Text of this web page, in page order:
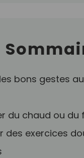
bons gestes au
du chaud ou du
des exercices